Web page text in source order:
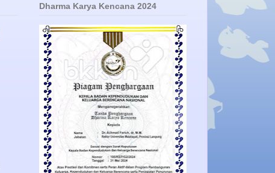
Dharma Karya Kencana 2024